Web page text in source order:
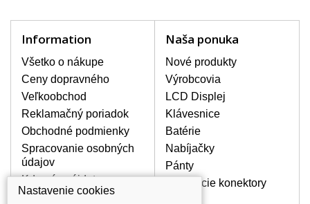
najväčšou opatrnosťou. Medzi najčastejšie
poškodenie napr. prasklinu alebo
poškrábanie. Ďalej zvislé pruhy, nesvietiaci
displej, preblikávanie alebo nerovnomerný
jas.
LCD DISPLEJE NAJVYŠŠEJ
KVALITY !
Skladom držíme len originálne displeje, ktoré
spĺňajú vysokú kvalitu triedy A+ bez chybných
pixelov a to po celú dobu záruky.
AKO ZISTÍTE AKÝ POTREBUJETE
Information
Všetko o nákupe
Ceny dopravného
Veľkoobchod
Reklamačný poriadok
Obchodné podmienky
Spracovanie osobných
údajov
Kde nás nájdete
Naša ponuka
Nové produkty
Výrobcovia
LCD Displej
Klávesnice
Batérie
Nabíjačky
Pánty
Napájacie konektory
Nastavenie cookies